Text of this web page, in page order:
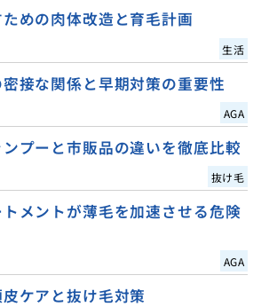
めの肉体改造と育毛計画
生活
接な関係と早期対策の重要性
AGA
プーと市販品の違いを徹底比較
抜け毛
メントが薄毛を加速させる危険
AGA
ケアと抜け毛対策